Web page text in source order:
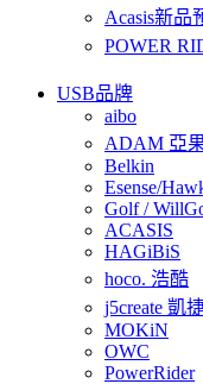
Acasis新品
POWER
USB品牌
aibo
ADAM 亞
Belkin
Esense/
Golf /
ACASIS
HAGiBiS
hoco. 浩酷
j5create 凱
MOKiN
OWC
PowerRider